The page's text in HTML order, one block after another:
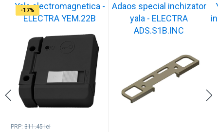
-17%
Yala electromagnetica -
ELECTRA YEM.22B
PRP: 311.45lei
-17%
Adaos special inchizator
yala - ELECTRA
ADS.S1B.INC
-17%
-17%
-17%
-17%
-17%
-17%
-17%
-17%